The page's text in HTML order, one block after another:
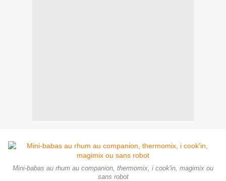
Mini-babas au rhum au companion, thermomix, i cook'in, magimix ou
sans robot